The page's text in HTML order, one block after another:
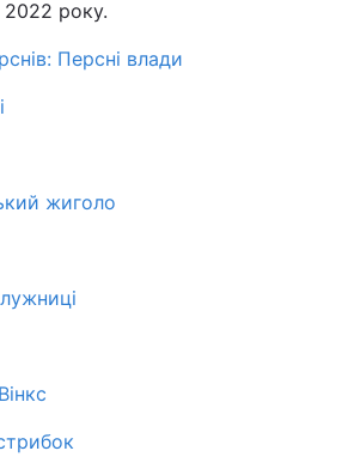
2022 року.
Персні влади
жиголо